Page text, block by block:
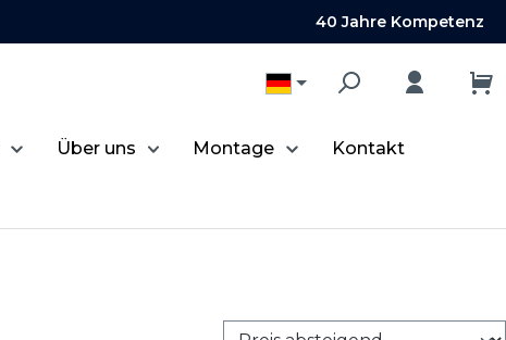
40 Jahre Kompetenz
Über uns Montage Kontakt